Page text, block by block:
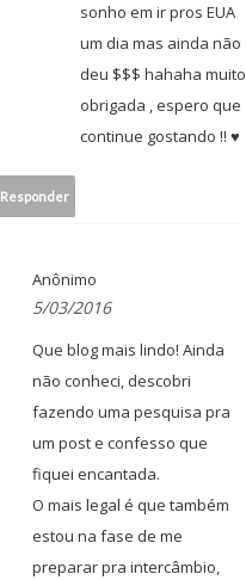
sonho em ir pros EUA
um dia mas ainda não
deu $$$ hahaha muito
obrigada , espero que
continue gostando !! ♥
Responder
Anônimo
5/03/2016
Que blog mais lindo! Ainda
não conheci, descobri
fazendo uma pesquisa pra
um post e confesso que
fiquei encantada.
O mais legal é que também
estou na fase de me
preparar pra intercâmbio,